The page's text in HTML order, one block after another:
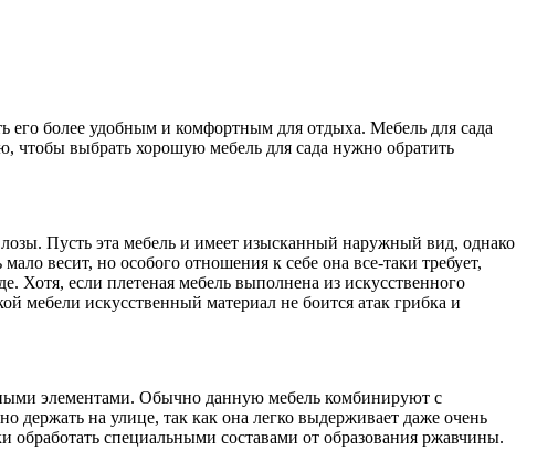
его более удобным и комфортным для отдыха. Мебель для сада
чтобы выбрать хорошую мебель для сада нужно обратить
Пусть эта мебель и имеет изысканный наружный вид, однако
весит, но особого отношения к себе она все-таки требует,
Хотя, если плетеная мебель выполнена из искусственного
мебели искусственный материал не боится атак грибка и
элементами. Обычно данную мебель комбинируют с
держать на улице, так как она легко выдерживает даже очень
специальными составами от образования ржавчины.